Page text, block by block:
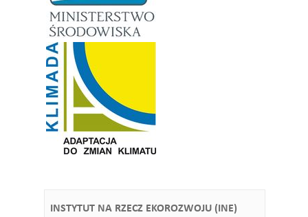
INSTYTUT NA RZECZ EKOROZWOJU (INE)